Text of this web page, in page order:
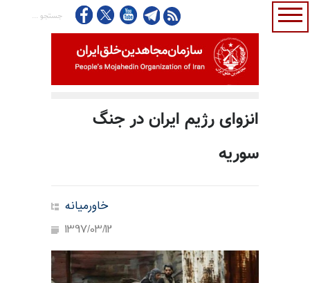
انزوای رژیم ایران در جنگ
سوریه
خاورمیانه
1397/03/12